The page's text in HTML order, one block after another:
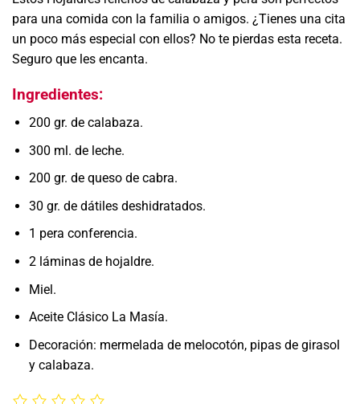
para una comida con la familia o amigos. ¿Tienes una cita
un poco más especial con ellos? No te pierdas esta receta.
Seguro que les encanta.
Ingredientes:
200 gr. de calabaza.
300 ml. de leche.
200 gr. de queso de cabra.
30 gr. de dátiles deshidratados.
1 pera conferencia.
2 láminas de hojaldre.
Miel.
Aceite Clásico La Masía.
Decoración: mermelada de melocotón, pipas de girasol
y calabaza.